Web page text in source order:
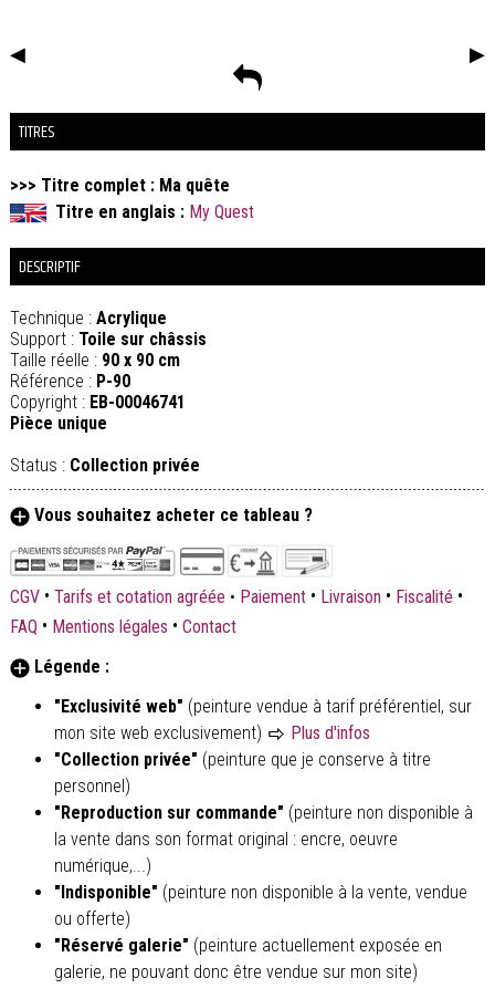
◀ ▶
TITRES
>>> Titre complet : Ma quête
Titre en anglais : My Quest
DESCRIPTIF
Technique : Acrylique
Support : Toile sur châssis
Taille réelle : 90 x 90 cm
Référence : P-90
Copyright : EB-00046741
Pièce unique
Status : Collection privée
Vous souhaitez acheter ce tableau ?
CGV • Tarifs et cotation agréée • Paiement • Livraison • Fiscalité •
FAQ • Mentions légales • Contact
Légende :
"Exclusivité web" (peinture vendue à tarif préférentiel, sur
mon site web exclusivement)
Plus d'infos
"Collection privée" (peinture que je conserve à titre
personnel)
"Reproduction sur commande" (peinture non disponible à
la vente dans son format original : encre, oeuvre
numérique,...)
"Indisponible" (peinture non disponible à la vente, vendue
ou offerte)
"Réservé galerie" (peinture actuellement exposée en
galerie, ne pouvant donc être vendue sur mon site)